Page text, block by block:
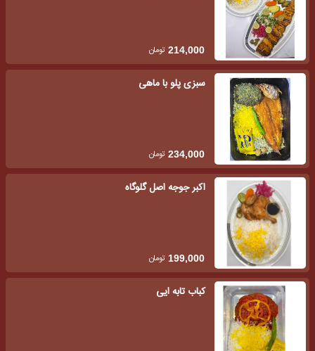
214,000 تومان
سبزی پلو با ماهی
234,000 تومان
اکبر جوجه اصل گلوگاه
199,000 تومان
کباب تابه ایی